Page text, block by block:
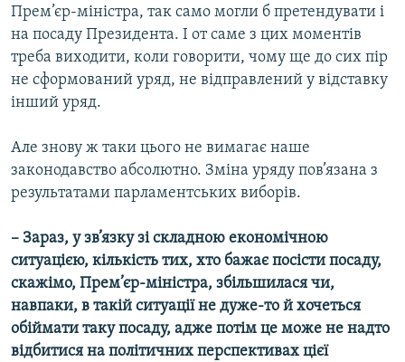
Прем’єр-міністра, так само могли б претендувати і
на посаду Президента. І от саме з цих моментів
треба виходити, коли говорити, чому ще до сих пір
не сформований уряд, не відправлений у відставку
інший уряд.
Але знову ж таки цього не вимагає наше
законодавство абсолютно. Зміна уряду пов’язана з
результатами парламентських виборів.
– Зараз, у зв’язку зі складною економічною
ситуацією, кількість тих, хто бажає посісти посаду,
скажімо, Прем’єр-міністра, збільшилася чи,
навпаки, в такій ситуації не дуже-то й хочеться
обіймати таку посаду, адже потім це може не надто
відбитися на політичних перспективах цієї